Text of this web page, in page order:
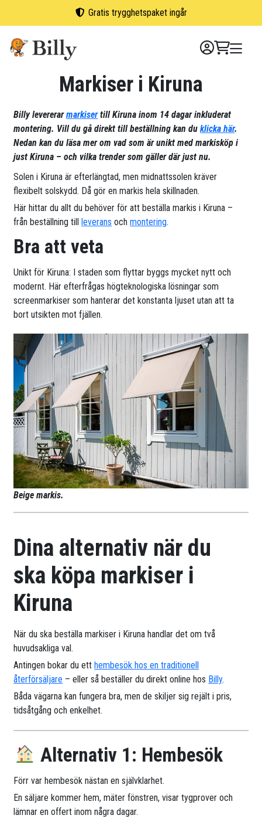
Gratis trygghetspaket ingår
Markiser i Kiruna
Billy levererarmarkisertill Kiruna inom 14 dagar inkluderat
montering. Vill du gå direkt till beställning kan duklicka här.
Nedan kan du läsa mer om vad som är unikt med markisköp i
just Kiruna – och vilka trender som gäller där just nu.
Solen i Kiruna är efterlängtad, men midnattssolen kräver
flexibelt solskydd. Då gör en markis hela skillnaden.
Här hittar du allt du behöver för att beställa markis i Kiruna –
från beställning tillleverans ochmontering.
Bra att veta
Unikt för Kiruna: I staden som flyttar byggs mycket nytt och
modernt. Här efterfrågas högteknologiska lösningar som
screenmarkiser som hanterar det konstanta ljuset utan att ta
bort utsikten mot fjällen.
Beige markis.
Dina alternativ när du
ska köpa markiser i
Kiruna
När du ska beställa markiser i Kiruna handlar det om två
huvudsakliga val.
Antingen bokar du etthembesök hos en traditionell
återförsäljare – eller så beställer du direkt online hos Billy.
Båda vägarna kan fungera bra, men de skiljer sig rejält i pris,
tidsåtgång och enkelhet.
Alternativ 1: Hembesök
Förr var hembesök nästan en självklarhet.
En säljare kommer hem, mäter fönstren, visar tygprover och
lämnar en offert inom några dagar.